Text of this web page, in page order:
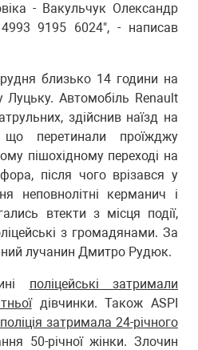
- Вакульчук Олександр
9195 6024", - написав
близько 14 години на
Луцьку. Автомобіль Renault
здійснив наїзд на
що перетинали проїжджу
пішохідному переході на
після чого врізався у
неповнолітні керманич і
втекти з місця події,
з громадянами. За
лучанин Дмитро Рудюк.
поліцейські затримали
дівчинки. Також ASPI
поліція затримала 24-річного
50-річної жінки. Злочин